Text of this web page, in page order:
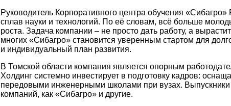
Руководитель Корпоративного центра обучения
сплав науки и технологий. По её словам, всё больше
роста. Задача компании – не просто дать работу, а
многих «Сибагро» становится уверенным стартом для
и индивидуальный план развития.
В Томской области компания является опорным
Холдинг системно инвестирует в подготовку кадров:
передовыми инженерными школами при вузах.
компаний, как «Сибагро» и другие.